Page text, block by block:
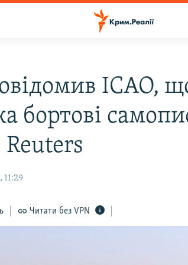
ICAO,
бортові
11:29
Читати без VPN